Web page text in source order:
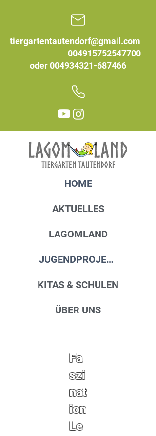
tiergartentautendorf@gmail.com
004915752547700
oder004934321-687466
HOME
AKTUELLES
LAGOMLAND
JUGENDPROJEKTE
KITAS & SCHULEN
ÜBER UNS
Fa
szi
nat
ion
Le